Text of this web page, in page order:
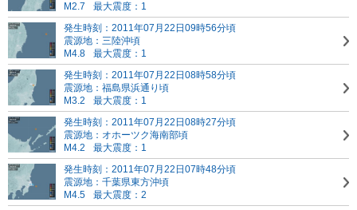
M2.7
最大震度：1
発生時刻：2011年07月22日09時56分頃
震源地：三陸沖頃
M4.8
最大震度：1
発生時刻：2011年07月22日08時58分頃
震源地：福島県浜通り頃
M3.2
最大震度：1
発生時刻：2011年07月22日08時27分頃
震源地：オホーツク海南部頃
M4.2
最大震度：1
発生時刻：2011年07月22日07時48分頃
震源地：千葉県東方沖頃
M4.5
最大震度：2